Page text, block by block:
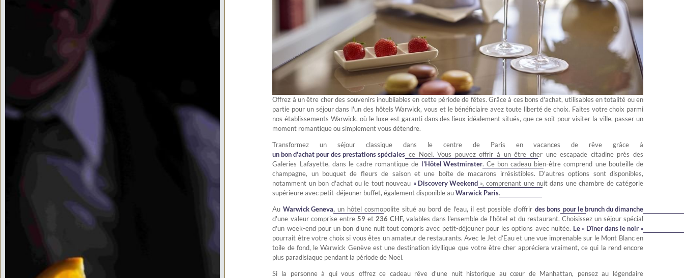
Offrez à un être cher des souvenirs inoubliables en cette période de fêtes. Grâce à ces bons d'achat, utilisables en totalité ou en
partie pour un séjour dans l'un des hôtels Warwick, vous et le bénéficiaire avez toute liberté de choix. Faites votre choix parmi
nos établissements Warwick, où le luxe est garanti dans des lieux idéalement situés, que ce soit pour visiter la ville, passer un
moment romantique ou simplement vous détendre.
Transformez un séjour classique dans le centre de Paris en vacances de rêve grâce à
un bon d'achat pour des prestations spéciales ce Noël. Vous pouvez offrir à un être cher une escapade citadine près des
Galeries Lafayette, dans le cadre romantique de l'Hôtel Westminster. Ce bon cadeau bien-être comprend une bouteille de
champagne, un bouquet de fleurs de saison et une boîte de macarons irrésistibles. D'autres options sont disponibles,
notamment un bon d'achat ou le tout nouveau « Discovery Weekend», comprenant une nuit dans une chambre de catégorie
supérieure avec petit-déjeuner buffet, également disponible auWarwick Paris.
AuWarwick Geneva, un hôtel cosmopolite situé au bord de l'eau,il est possible d'offrirdes bons pour le brunch du dimanche
d'une valeur comprise entre 59 et236 CHF, valables dans l'ensemble de l'hôtel et du restaurant. Choisissez un séjour spécial
d'un week-end pour un bon d'une nuit tout compris avec petit-déjeuner pour les options avec nuitée. Le « Dîner dans le noir »
pourrait être votre choix si vous êtes un amateur de restaurants. Avec le Jet d’Eau et une vue imprenable sur le Mont Blanc en
toile de fond, le Warwick Genève est une destination idyllique que votre être cher appréciera vraiment, ce qui la rend encore
plus paradisiaque pendant la période de Noël.
Si la personne à qui vous offrez ce cadeau rêve d’une nuit historique au cœur de Manhattan, pensez au légendaire